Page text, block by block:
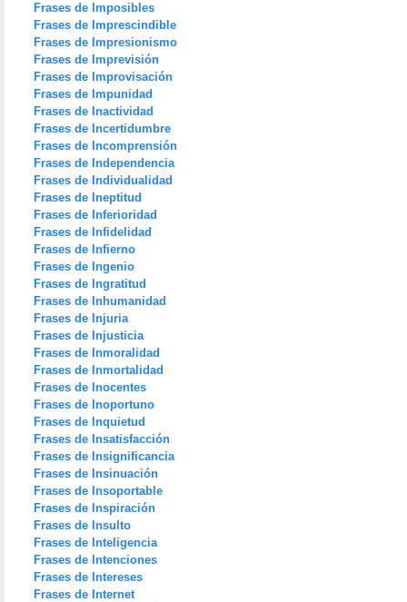
Frases de Imposibles
Frases de Imprescindible
Frases de Impresionismo
Frases de Imprevisión
Frases de Improvisación
Frases de Impunidad
Frases de Inactividad
Frases de Incertidumbre
Frases de Incomprensión
Frases de Independencia
Frases de Individualidad
Frases de Ineptitud
Frases de Inferioridad
Frases de Infidelidad
Frases de Infierno
Frases de Ingenio
Frases de Ingratitud
Frases de Inhumanidad
Frases de Injuria
Frases de Injusticia
Frases de Inmoralidad
Frases de Inmortalidad
Frases de Inocentes
Frases de Inoportuno
Frases de Inquietud
Frases de Insatisfacción
Frases de Insignificancia
Frases de Insinuación
Frases de Insoportable
Frases de Inspiración
Frases de Insulto
Frases de Inteligencia
Frases de Intenciones
Frases de Intereses
Frases de Internet